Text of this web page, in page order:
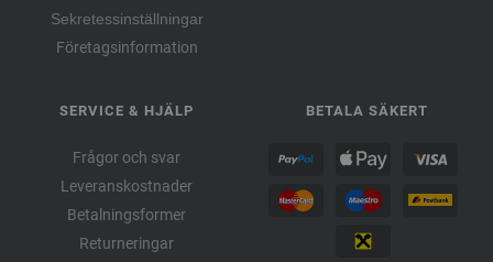
Sekretessinställningar
Företagsinformation
SERVICE & HJÄLP
Frågor och svar
Leveranskostnader
Betalningsformer
Returneringar
BETALA SÄKERT